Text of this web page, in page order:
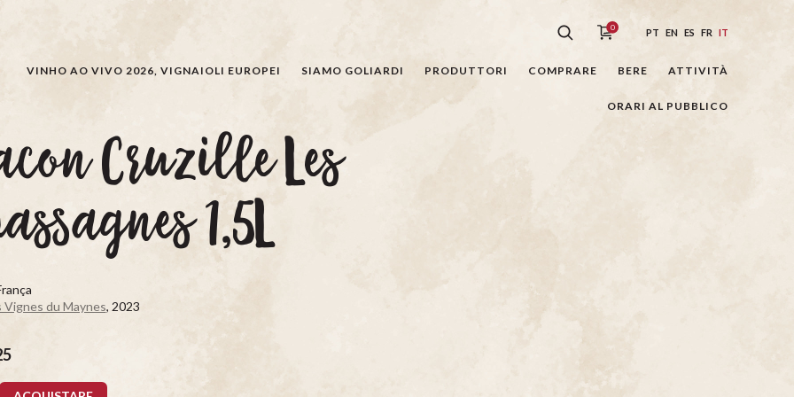
0 PT EN ES FR IT
VINHO AO VIVO 2026, VIGNAIOLI EUROPEI SIAMO GOLIARDI PRODUTTORI COMPRARE BERE ATTIVITÀ
ORARI AL PUBBLICO
Cruzille Les
1,5L
Vignes du Maynes, 2023